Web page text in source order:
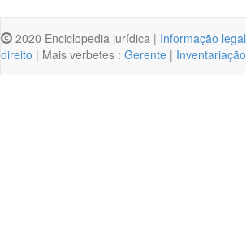
2020 Enciclopedia jurídica | Informação legal
direito | Mais verbetes : Gerente | Inventariação